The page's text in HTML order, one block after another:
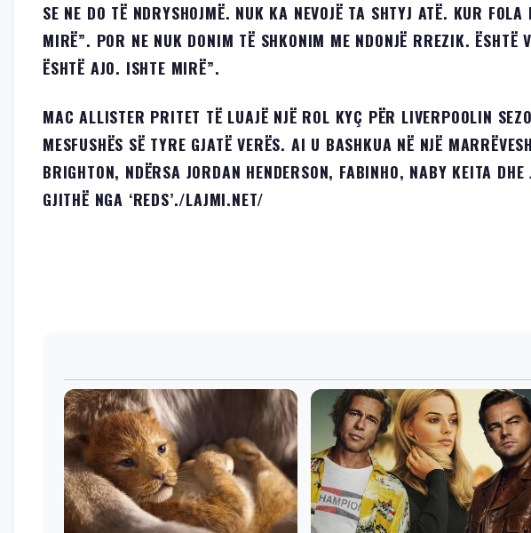
SE NE DO TË NDRYSHOJMË. NUK KA NEVOJË TA SHTYJ ATË. KUR
MIRË”. POR NE NUK DONIM TË SHKONIM ME NDONJË RREZIK. ËSHTË
ËSHTË AJO. ISHTE MIRË”.
MAC ALLISTER PRITET TË LUAJË NJË ROL KYÇ PËR LIVERPOOLIN
MESFUSHËS SË TYRE GJATË VERËS. AI U BASHKUA NË NJË
BRIGHTON, NDËRSA JORDAN HENDERSON, FABINHO, NABY KEITA
GJITHË NGA ‘REDS’./LAJMI.NET/